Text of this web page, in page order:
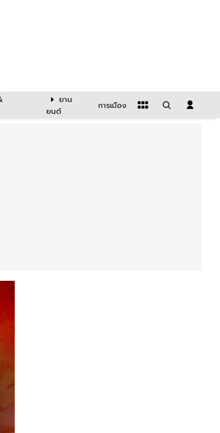
ยาน
ยนต์
การเมือง